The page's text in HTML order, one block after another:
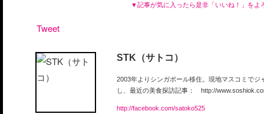
▼記事が気に入ったら是非「いいね！」をよ
Tweet
STK（サトコ）
2003年よりシンガポール移住。現地マスコミで
し、最近の美食探訪記事： http://
http://facebook.com/satoko525